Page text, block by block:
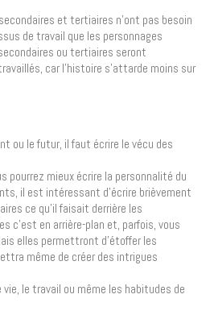
et tertiaires n’ont pas besoin
de travail que les personnages
ou tertiaires seront
car l’histoire s’attarde moins sur
ou le futur, il faut écrire le vécu des
pourrez mieux écrire la personnalité du
il est intéressant d’écrire brièvement
ce qu’il faisait derrière les
c’est en arrière-plan et, parfois, vous
elles permettront d’étoffer les
même de créer des intrigues
vie, le travail ou même les habitudes de